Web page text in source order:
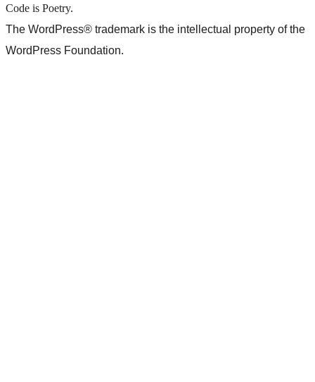
Code is Poetry.
The WordPress® trademark is the intellectual property of the
WordPress Foundation.